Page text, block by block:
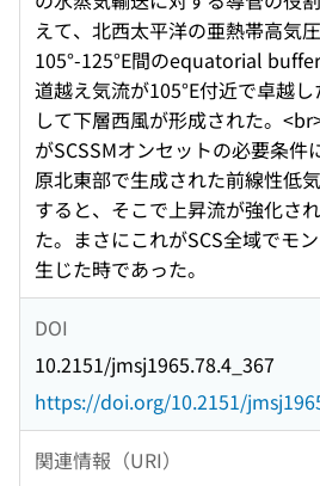
えて、北西太平洋の亜熱帯高気
105°-125°E間のequatorial
道越え気流が105°E付近で卓越
して下層西風が形成された。
がSCSSMオンセットの必要条件
原北東部で生成された前線性低
すると、そこで上昇流が強化さ
た。まさにこれがSCS全域でモ
生じた時であった。
DOI
10.2151/jmsj1965.78.4_367
https://doi.org/10.2151/
関連情報（URI）